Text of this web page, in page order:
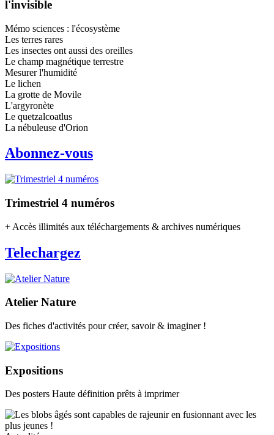
l'invisible
Mémo sciences : l'écosystème
Les terres rares
Les insectes ont aussi des oreilles
Le champ magnétique terrestre
Mesurer l'humidité
Le lichen
La grotte de Movile
L'argyronète
Le quetzalcoatlus
La nébuleuse d'Orion
Abonnez-vous
Trimestriel 4 numéros
+ Accès illimités aux téléchargements & archives numériques
Telechargez
Atelier Nature
Des fiches d'activités pour créer, savoir & imaginer !
Expositions
Des posters Haute définition prêts à imprimer